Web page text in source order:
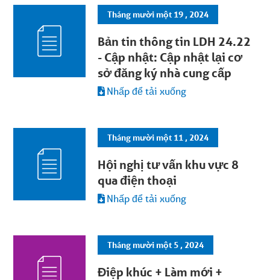
Tháng mười một 19 , 2024
Bản tin thông tin LDH 24.22
- Cập nhật: Cập nhật lại cơ
sở đăng ký nhà cung cấp
Nhấp để tải xuống
Tháng mười một 11 , 2024
Hội nghị tư vấn khu vực 8
qua điện thoại
Nhấp để tải xuống
Tháng mười một 5 , 2024
Điệp khúc + Làm mới +